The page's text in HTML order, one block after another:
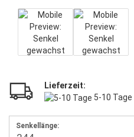
Lieferzeit:
5-10 Tage
Senkellänge: